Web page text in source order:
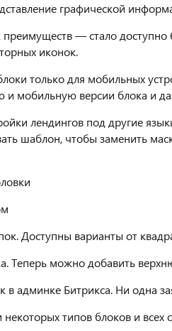
графической
— стало доступно
иконок.
только для мобильных
мобильную версии блока и
лендингов под другие
шаблон, чтобы заменить
Доступны варианты от
Теперь можно добавить
в админке Битрикса. Ни одна
типов блоков и всех